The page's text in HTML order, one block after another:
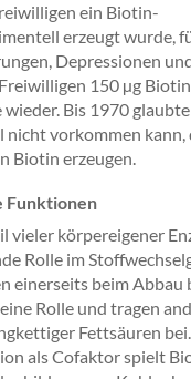
ein Biotin-
erzeugt wurde,
Depressionen
150 µg
Bis 1970 glaubte
vorkommen kann,
Biotin erzeugen.
Funktionen
vieler körpereigener
Rolle im
einerseits beim
Rolle und tragen
Fettsäuren
als Cofaktor spielt